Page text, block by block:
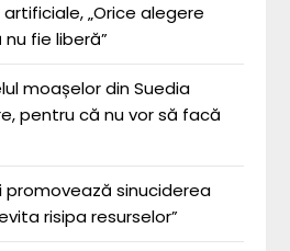
„Orice alegere
fie liberă”
moașelor din Suedia
pentru că nu vor să facă
promovează sinuciderea
risipa resurselor”